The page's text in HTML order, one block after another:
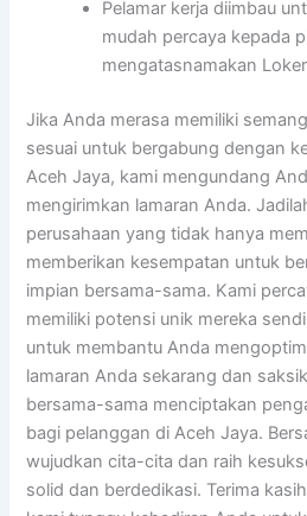
Pelamar kerja diimbau
mudah percaya kepada
mengatasnamakan
Jika Anda merasa memiliki
sesuai untuk bergabung dengan
Aceh Jaya, kami mengundang
mengirimkan lamaran Anda.
perusahaan yang tidak hanya
memberikan kesempatan untuk
impian bersama-sama. Kami
memiliki potensi unik mereka
untuk membantu Anda
lamaran Anda sekarang dan
bersama-sama menciptakan
bagi pelanggan di Aceh Jaya.
wujudkan cita-cita dan raih
solid dan berdedikasi. Terima